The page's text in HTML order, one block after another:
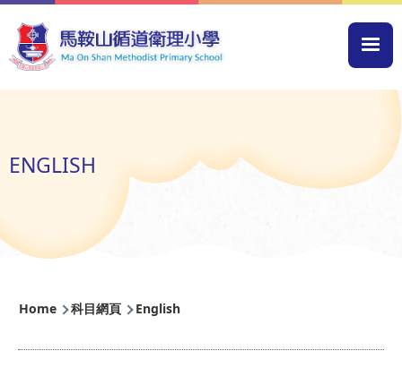
Skip to main content
ENGLISH
Breadcrumb
Home 科目網頁 English